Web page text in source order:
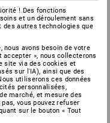
! Des fonctions
et un déroulement sans
autres technologies que
nous avons besoin de votre
accepter », nous collecterons
site via des cookies et
sur l'IA), ainsi que des
utiliserons ces données
personnalisées,
marché, et mesure des
vous pouvez refuser
sur le bouton « Tout